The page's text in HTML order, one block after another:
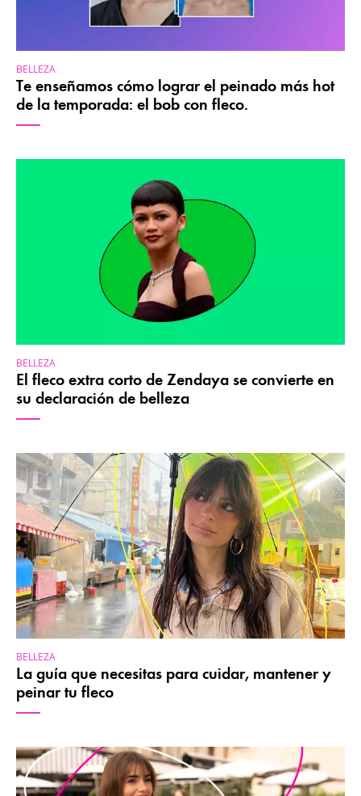
BELLEZA
Te enseñamos cómo lograr el peinado más hot
de la temporada: el bob con fleco.
BELLEZA
El fleco extra corto de Zendaya se convierte en
su declaración de belleza
BELLEZA
La guía que necesitas para cuidar, mantener y
peinar tu fleco